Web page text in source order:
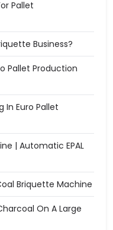
Pallet
Business?
Pallet Production
In Euro Pallet
| Automatic EPAL
Briquette Machine
On A Large